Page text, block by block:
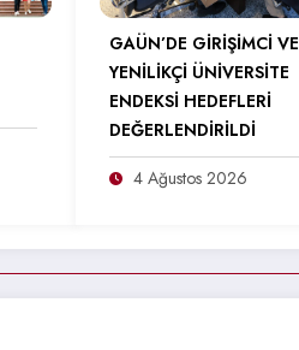
GAÜN’DE GİRİŞİMCİ VE
YENİLİKÇİ ÜNİVERSİTE
ENDEKSİ HEDEFLERİ
DEĞERLENDİRİLDİ
4 Ağustos 2026